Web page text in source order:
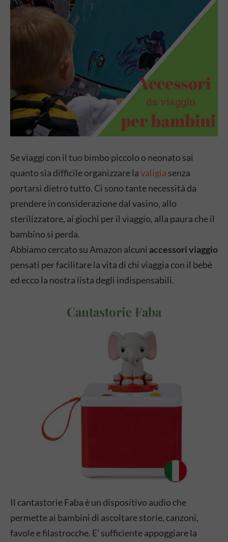
Se viaggi con il tuo bimbo piccolo o neonato sai
quanto sia difficile organizzare lavaligia senza
portarsi dietro tutto. Ci sono tante necessità da
prendere in considerazione dal vasino, allo
sterilizzatore, ai giochi per il viaggio, alla paura che il
bambino si perda.
Abbiamo cercato su Amazon alcuni accessori viaggio
pensati per facilitare la vita di chi viaggia con il bebè
ed ecco la nostra lista degli indispensabili.
Cantastorie Faba
Il cantastorie Faba è un dispositivo audio che
permette ai bambini di ascoltare storie, canzoni,
favole e filastrocche. E’ sufficiente appoggiare la